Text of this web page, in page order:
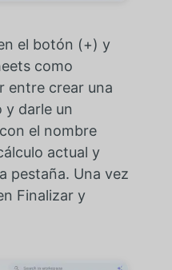
el botón (+) y
como
entre crear una
y darle un
el nombre
actual y
pestaña. Una vez
Finalizar y